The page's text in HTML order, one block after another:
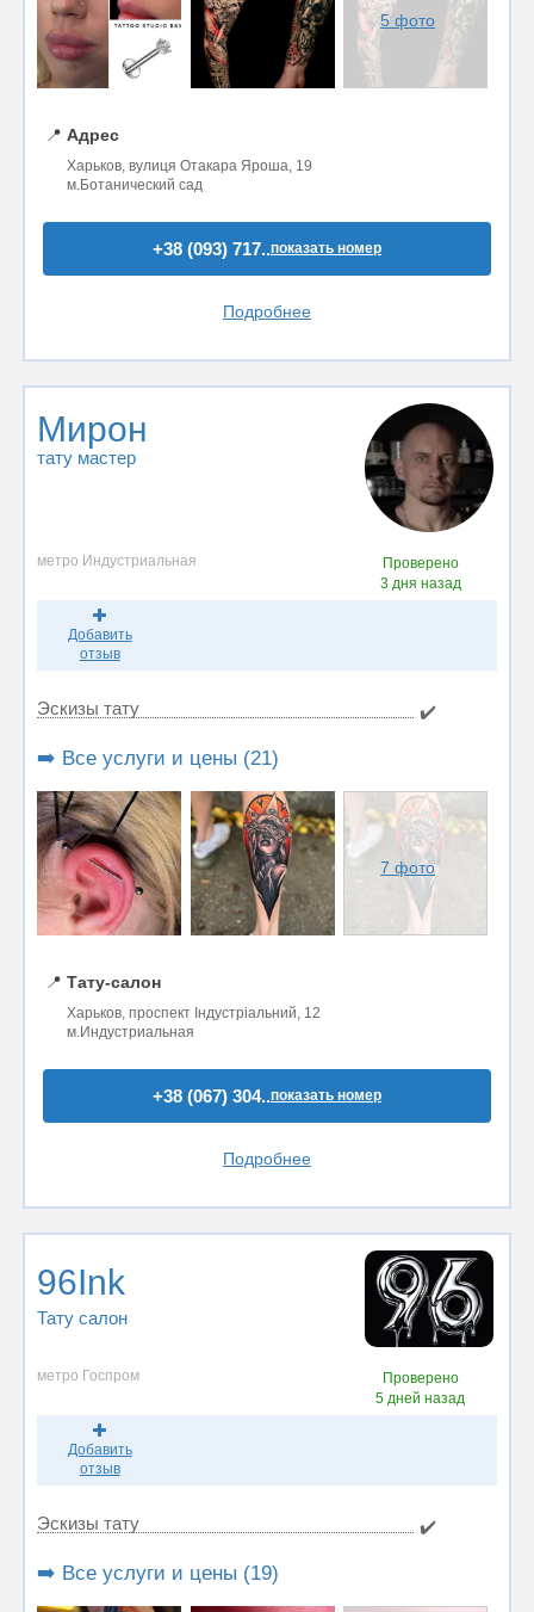
5 фото
📍 Адрес
Харьков, вулиця Отакара Яроша, 19
м.Ботанический сад
+38 (093) 717..показать номер
Подробнее
Мирон
тату мастер
метро Индустриальная
Проверено
3 дня назад
Добавить
отзыв
Эскизы тату ✔️
➡️ Все услуги и цены (21)
7 фото
📍 Тату-салон
Харьков, проспект Індустріальний, 12
м.Индустриальная
+38 (067) 304..показать номер
Подробнее
96Ink
Тату салон
метро Госпром
Проверено
5 дней назад
Добавить
отзыв
Эскизы тату ✔️
➡️ Все услуги и цены (19)